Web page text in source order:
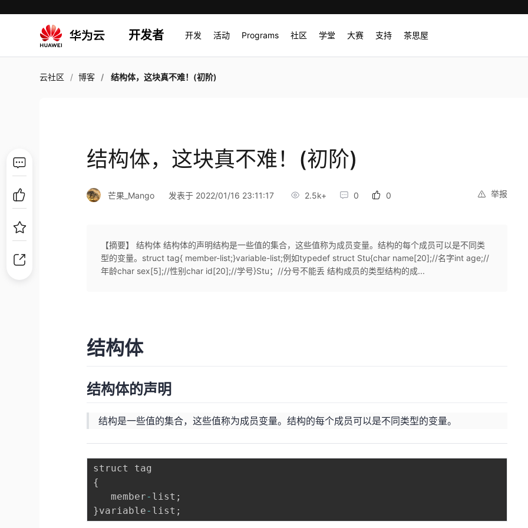
开发者 开发 活动 Programs 社区 学堂 大赛 支持 茶思屋
云社区 博客 结构体，这块真不难！(初阶)
结构体，这块真不难！(初阶)
举报
芒果_Mango 发表于 2022/01/16 23:11:17 2.5k+ 0 0
【摘要】 结构体 结构体的声明结构是一些值的集合，这些值称为成员变量。结构的每个成员可以是不同类
型的变量。struct tag{ member-list;}variable-list;例如typedef struct Stu{char name[20];//名字int age;//
年龄char sex[5];//性别char id[20];//学号}Stu；//分号不能丢 结构成员的类型结构的成...
结构体
结构体的声明
结构是一些值的集合，这些值称为成员变量。结构的每个成员可以是不同类型的变量。
{
   member
- list ;
}variable- list ;